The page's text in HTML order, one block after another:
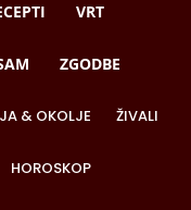
VRT
ZGODBE
& OKOLJE ŽIVALI
HOROSKOP